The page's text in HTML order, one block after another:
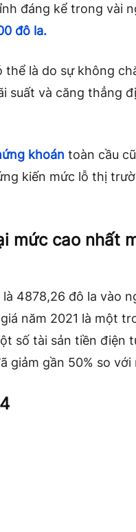
đáng kể trong vài
đô la.
là do sự không
suất và căng thẳng
khoán toàn cầu
kiến ​​mức lỗ thị
mức cao nhất
4878,26 đô la vào
năm 2021 là một
số tài sản tiền điện
giảm gần 50% so với